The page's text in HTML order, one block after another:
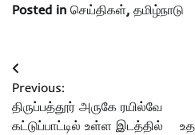
Posted in செய்திகள், தமிழ்நாடு
Post
navigation
Previous:
திருப்பத்தூர் அருகே ரயில்வே
கட்டுப்பாட்டில் உள்ள இடத்தில்